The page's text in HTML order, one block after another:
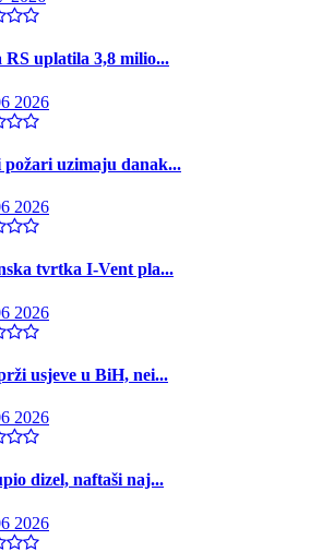
RS uplatila 3,8 milio...
2026
požari uzimaju danak...
2026
tvrtka I-Vent pla...
2026
usjeve u BiH, nei...
2026
dizel, naftaši naj...
2026